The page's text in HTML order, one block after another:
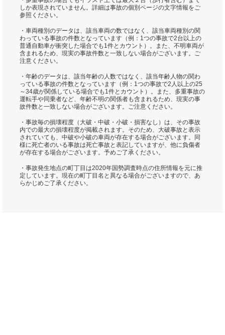
しか表現されていません。詳細は事故の個別ページの文字情報をご
参照ください。
・車両種別のデータは、該当車両の数ではなく、該当車両種別の関
わっている事故の件数となっています（例：1つの事故で2台以上の
普通自動車が衝突した場合でも1件とカウント）。また、不明車両が
含まれるため、現実の事故件数と一致しない場合がございます。ご
注意ください。
・年齢のデータは、該当年齢の人数ではなく、該当年齢人物の関わ
っている事故の件数となっています（例：1つの事故で2人以上の25
～34歳が関係している場合でも1件とカウント）。また、多重事故の
運転手や同乗者など、年齢不明の関係者も含まれるため、現実の事
故件数と一致しない場合がございます。ご注意ください。
・事故毎の損壊程度（大破・中破・小破・損害なし）は、その事故
内での最大の損壊程度が掲載されます。そのため、大破事故と表示
されていても、中破や小破の車両が存在する場合がございます。同
様に死亡者のいる事故は死亡事故と表記していますが、他に負傷者
が存在する場合がございます。予めご了承ください。
・事故発生地点の町丁目は2020年国勢調査時点の住所情報を元に推
定しています。現在の町丁目名と異なる場合がございますので、あ
らかじめご了承ください。